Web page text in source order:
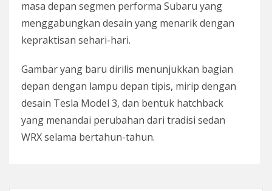
masa depan segmen performa Subaru yang
menggabungkan desain yang menarik dengan
kepraktisan sehari-hari.
Gambar yang baru dirilis menunjukkan bagian
depan dengan lampu depan tipis, mirip dengan
desain Tesla Model 3, dan bentuk hatchback
yang menandai perubahan dari tradisi sedan
WRX selama bertahun-tahun.